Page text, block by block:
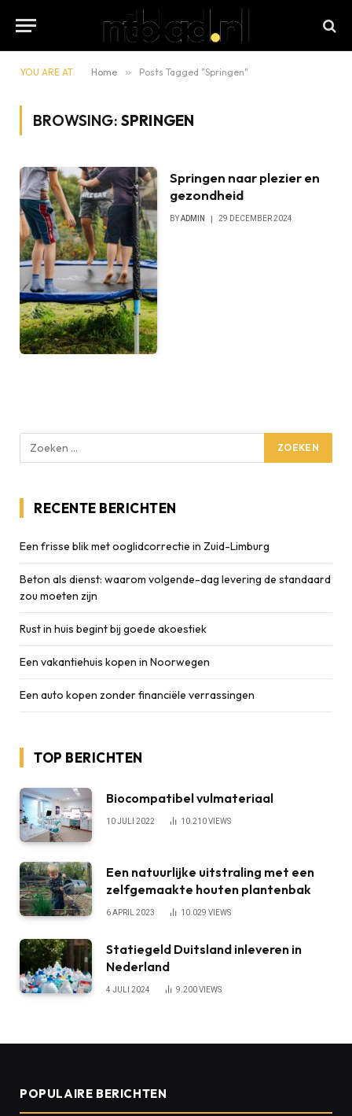
YOU ARE AT: Home » Posts Tagged "Springen"
BROWSING: SPRINGEN
Springen naar plezier en
gezondheid
BYADMIN 29 DECEMBER 2024
RECENTE BERICHTEN
Een frisse blik met ooglidcorrectie in Zuid-Limburg
Beton als dienst: waarom volgende-dag levering de standaard
zou moeten zijn
Rust in huis begint bij goede akoestiek
Een vakantiehuis kopen in Noorwegen
Een auto kopen zonder financiële verrassingen
TOP BERICHTEN
Biocompatibel vulmateriaal
10 JULI 2022 10.210VIEWS
Een natuurlijke uitstraling met een
zelfgemaakte houten plantenbak
6 APRIL 2023 10.029 VIEWS
Statiegeld Duitsland inleveren in
Nederland
4 JULI 2024 9.200VIEWS
POPULAIRE BERICHTEN